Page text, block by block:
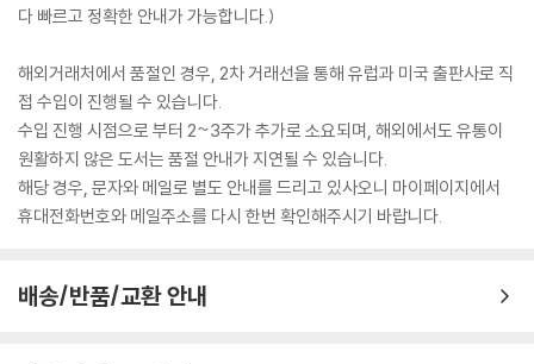
다 빠르고 정확한 안내가 가능합니다.)
해외거래처에서 품절인 경우, 2차 거래선을 통해 유럽과 미국 출판사로 직
접 수입이 진행될 수 있습니다.
수입 진행 시점으로 부터 2~3주가 추가로 소요되며, 해외에서도 유통이
원활하지 않은 도서는 품절 안내가 지연될 수 있습니다.
해당 경우, 문자와 메일로 별도 안내를 드리고 있사오니 마이페이지에서
휴대전화번호와 메일주소를 다시 한번 확인해주시기 바랍니다.
배송/반품/교환 안내